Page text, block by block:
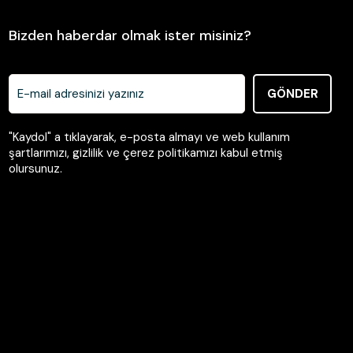
Bizden haberdar olmak ister misiniz?
GÖNDER
"Kaydol" a tıklayarak, e-posta almayı ve web kullanım
şartlarımızı, gizlilik ve çerez politikamızı kabul etmiş
olursunuz.